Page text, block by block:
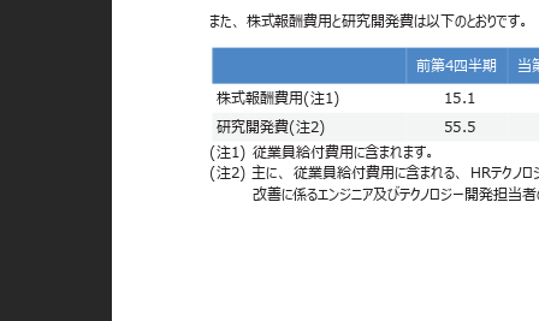
また、 株式報酬費用と研究開発費は以下のとおりです。
前第4四半期
株式報酬費用(注1)
15.1
55.5
研究開発費(注2)
(注1) 従業員給付費用に含まれます。
(注2) 主に、 従業員給付費用に含まれる、 HRテクノロ
改善に係るエンジニア及びテクノロジー開発担当